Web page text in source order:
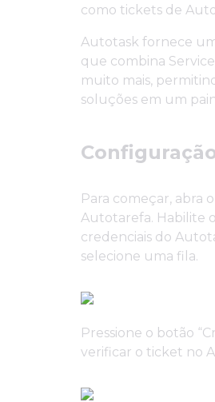
como tickets de
Autotask fornece
que combina
muito mais,
soluções em um
Para começar, abra
Autotarefa. Habilite
credenciais do
selecione uma fila.
Pressione o botão
verificar o ticket no